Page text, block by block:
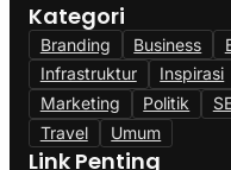
Kategori
Branding Business
Infrastruktur
Inspirasi
Marketing
Politik
Travel
Umum
Link Penting